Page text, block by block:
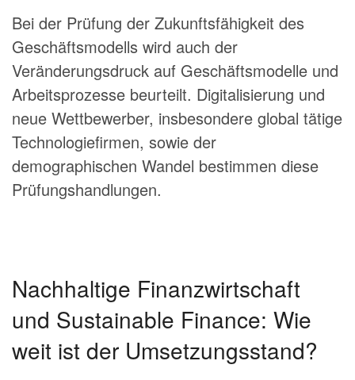
Bei der Prüfung der Zukunftsfähigkeit des
Geschäftsmodells wird auch der
Veränderungsdruck auf Geschäftsmodelle und
Arbeitsprozesse beurteilt. Digitalisie­rung und
neue Wettbewer­ber, insbesondere global tätige
Technologiefirmen, sowie der
demographischen Wandel bestimmen diese
Prüfungshandlungen.
Nachhaltige Finanzwirtschaft
und Sustainable Finance: Wie
weit ist der Umsetzungsstand?